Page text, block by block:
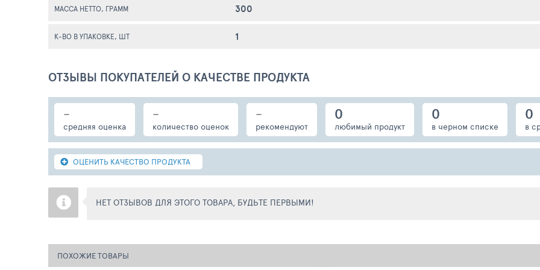
МАССА НЕТТО, ГРАММ 300
К-ВО В УПАКОВКЕ, ШТ 1
ОТЗЫВЫ ПОКУПАТЕЛЕЙ О КАЧЕСТВЕ ПРОДУКТА
-
средняя оценка
-
количество оценок
-
рекомендуют
0
любимый продукт
0
в черном списке
0
в
ОЦЕНИТЬ КАЧЕСТВО ПРОДУКТА
НЕТ ОТЗЫВОВ ДЛЯ ЭТОГО ТОВАРА, БУДЬТЕ ПЕРВЫМИ!
ПОХОЖИЕ ТОВАРЫ